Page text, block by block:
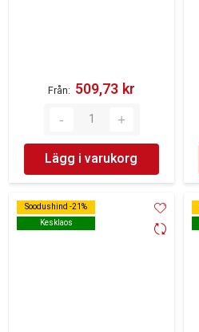
Från 509,73 kr‎
Lägg i varukorg
Soodushind -21%
Kesklaos
Soodushind -21%
Kesklaos